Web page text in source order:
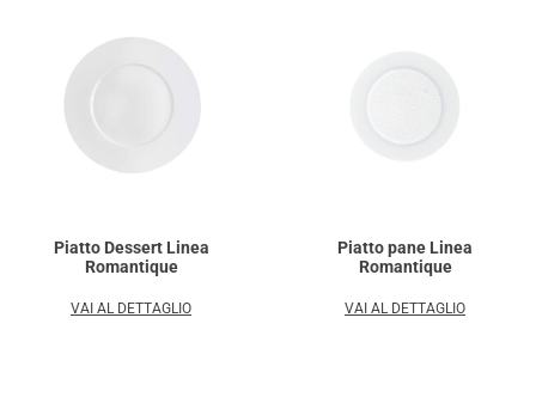
Piatto Dessert Linea
Romantique
VAI AL DETTAGLIO
Piatto pane Linea
Romantique
VAI AL DETTAGLIO